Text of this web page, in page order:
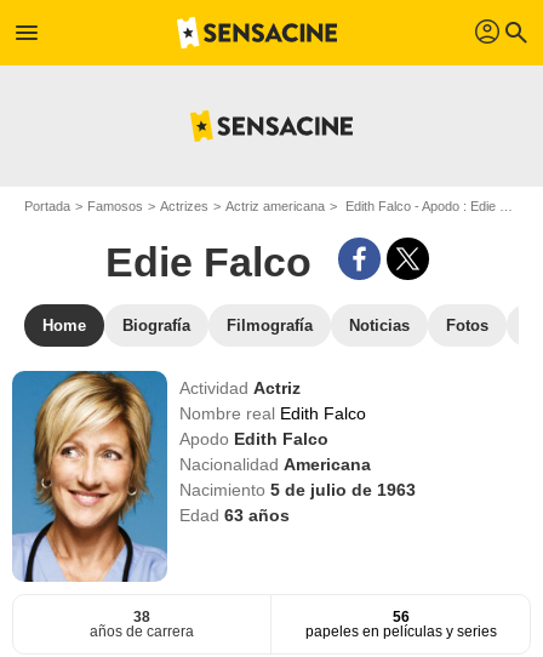
menu profil search
Portada Famosos Actrizes Actriz americana Edith Falco - Apodo : Edie Falco
Edie Falco
Home Biografía Filmografía Noticias Fotos
ActividadActriz
Nombre real Edith Falco
Apodo Edith Falco
NacionalidadAmericana
Nacimiento5 de julio de 1963
Edad63 años
38
años de carrera
56
papeles en películas y series